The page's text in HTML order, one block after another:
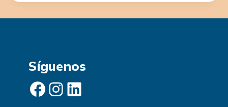
Síguenos
Facebook Instagram LinkedIn